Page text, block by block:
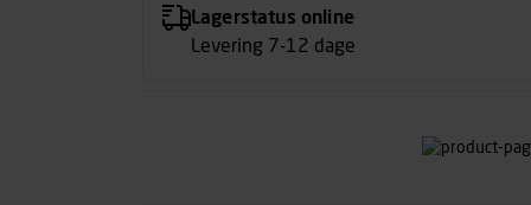
Lagerstatus online
Levering 7-12 dage